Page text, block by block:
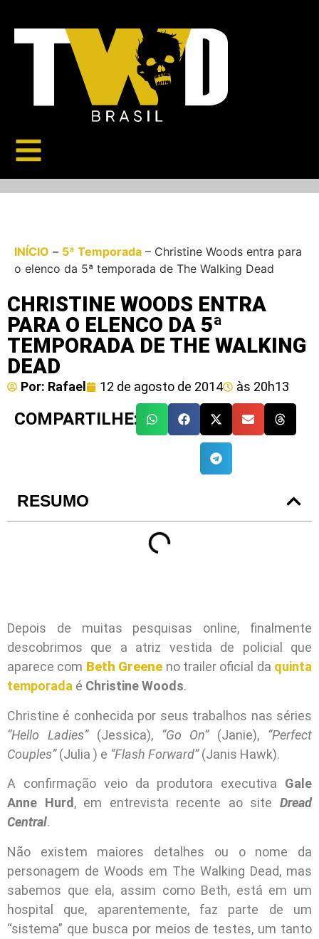
INÍCIO – 5ª Temporada – Christine Woods entra para
o elenco da 5ª temporada de The Walking Dead
CHRISTINE WOODS ENTRA
PARA O ELENCO DA 5ª
TEMPORADA DE THE WALKING
DEAD
Por: Rafael 12 de agosto de 2014 às 20h13
COMPARTILHE:
RESUMO
Depois de muitas pesquisas online, finalmente
descobrimos que a atriz vestida de policial que
aparece com Beth Greene no trailer oficial da quinta
temporada é Christine Woods.
Christine é conhecida por seus trabalhos nas séries
“Hello Ladies”(Jessica), “Go On”(Janie), “Perfect
Couples”(Julia ) e “Flash Forward”(Janis Hawk).
A confirmação veio da produtora executiva Gale
Anne Hurd , em entrevista recente ao siteDread
Central.
Não existem maiores detalhes ou o nome da
personagem de Woods em The Walking Dead, mas
sabemos que ela, assim como Beth, está em um
hospital que, aparentemente, faz parte de um
“sistema” que busca por meios de testes, um tanto